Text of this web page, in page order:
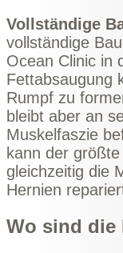
Vollständige
vollständige
Ocean Clinic in
Fettabsaugung
Rumpf zu
bleibt aber an
Muskelfaszie
kann der
gleichzeitig die
Hernien
Wo sind die